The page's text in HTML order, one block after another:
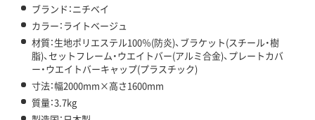
ブランド：ニチベイ
カラー：ライトベージュ
材質：生地ポリエステル100％(防炎)、ブラケット(スチール・樹
脂)、セットフレーム・ウエイトバー(アルミ合金)、プレートカバ
ー・ウエイトバーキャップ(プラスチック)
寸法：幅2000mm×高さ1600mm
質量：3.7kg